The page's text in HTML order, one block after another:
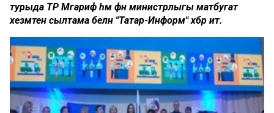
турыда ТР Мәгариф һәм фән министрлыгы матбугат
хезмәтенә сылтама белән "Татар-Информ" хәбәр итә.